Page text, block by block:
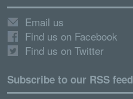
Email us
Find us on Facebook
Find us on Twitter
Subscribe to our RSS feed